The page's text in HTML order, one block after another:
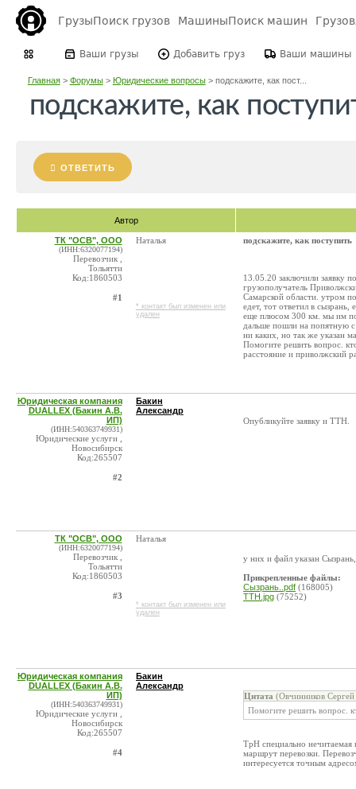
ГрузыПоиск грузов МашиныПоиск машин
Ваши грузы Добавить груз Ваши машины
Главная> Форумы> Юридические вопросы> подскажите, как пост...
подскажите, как
ОТВЕТИТЬ
Автор
ТК "ОСВ", ООО
(ИНН:6320077194)
Перевозчик ,
Тольятти
Код:1860503
#1
Наталья
* контакт был изменен или
удален
подскажите, как поступить
13.05.20 заключили заявку
грузополучатель
Самарской области. утром
едет, тот ответил в
еще плюсом 300 км. мы им
дальше пошли на попятную с
ни каких, но так же указан
Помогите решить вопрос.
расстояние и приволжский
Юридическая компания
DUALLEX (Бакин А.В.
ИП)
(ИНН:540363749931)
Юридические услуги ,
Новосибирск
Код:265507
#2
Бакин
Александр
Опубликуйте заявку и ТТН.
ТК "ОСВ", ООО
(ИНН:6320077194)
Перевозчик ,
Тольятти
Код:1860503
#3
Наталья
* контакт был изменен или
удален
у них и файл указан
Прикрепленные файлы:
Сызрань..pdf (168005)
ТТН.jpg (75252)
Юридическая компания
DUALLEX (Бакин А.В.
ИП)
(ИНН:540363749931)
Юридические услуги ,
Новосибирск
Код:265507
#4
Бакин
Александр
Цитата (Овчинников
Помогите решить вопрос.
ТрН специально нечитаемая
маршрут перевозки.
интересуется точным